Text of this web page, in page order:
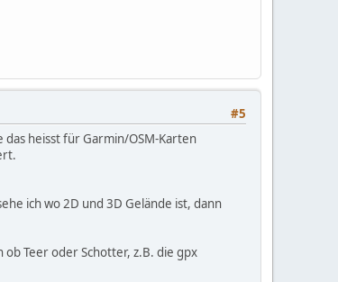
#5
das heisst für Garmin/OSM-Karten
ich wo 2D und 3D Gelände ist, dann
Teer oder Schotter, z.B. die gpx